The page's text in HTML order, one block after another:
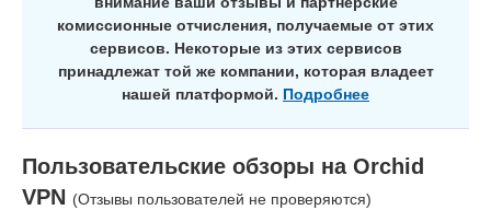
комиссионные отчисления, получаемые от этих
сервисов. Некоторые из этих сервисов
принадлежат той же компании, которая владеет
нашей платформой. Подробнее
Пользовательские обзоры на Orchid
VPN (Отзывы пользователей не проверяются)